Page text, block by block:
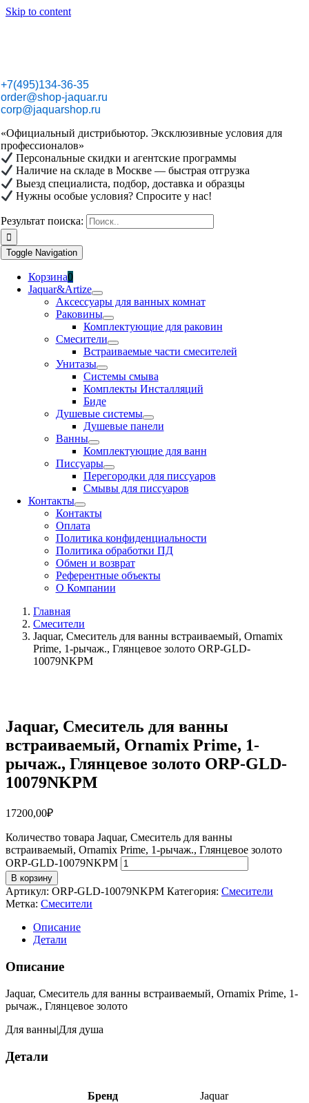
Skip to content
+7(495)134-36-35
order@shop-jaquar.ru
corp@jaquarshop.ru
«Официальный дистрибьютор. Эксклюзивные условия для
профессионалов»
Персональные скидки и агентские программы
Наличие на складе в Москве — быстрая отгрузка
Выезд специалиста, подбор, доставка и образцы
Нужны особые условия? Спросите у нас!
Результат поиска:
Toggle Navigation
Корзина0
Jaquar&Artize
Аксессуары для ванных комнат
Раковины
Комплектующие для раковин
Смесители
Встраиваемые части смесителей
Унитазы
Системы смыва
Комплекты Инсталляций
Биде
Душевые системы
Душевые панели
Ванны
Комплектующие для ванн
Писсуары
Перегородки для писсуаров
Смывы для писсуаров
Контакты
Контакты
Оплата
Политика конфиденциальности
Политика обработки ПД
Обмен и возврат
Референтные объекты
О Компании
Главная
Смесители
Jaquar, Смеситель для ванны встраиваемый, Ornamix
Prime, 1-рычаж., Глянцевое золото ORP-GLD-
10079NKPM
Jaquar, Смеситель для ванны
встраиваемый, Ornamix Prime, 1-
рычаж., Глянцевое золото ORP-GLD-
10079NKPM
17200,00₽
Количество товара Jaquar, Смеситель для ванны
встраиваемый, Ornamix Prime, 1-рычаж., Глянцевое золото
ORP-GLD-10079NKPM
В корзину
Артикул: ORP-GLD-10079NKPM Категория: Смесители
Метка: Смесители
Описание
Детали
Описание
Jaquar, Смеситель для ванны встраиваемый, Ornamix Prime, 1-
рычаж., Глянцевое золото
Для ванны|Для душа
Детали
Бренд Jaquar